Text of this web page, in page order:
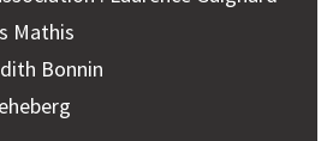
Mathis
Bonnin